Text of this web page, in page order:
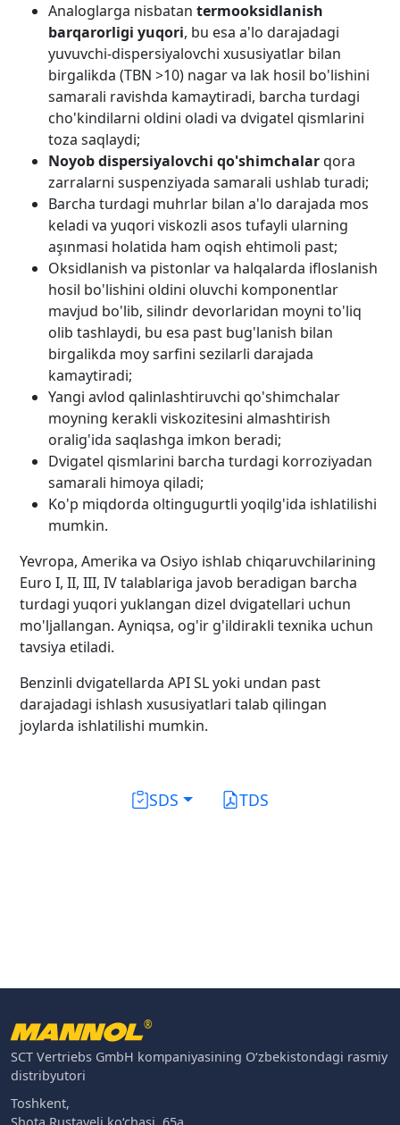
Analoglarga nisbatan termooksidlanish
barqarorligi yuqori, bu esa a'lo darajadagi
yuvuvchi-dispersiyalovchi xususiyatlar bilan
birgalikda (TBN >10) nagar va lak hosil bo'lishini
samarali ravishda kamaytiradi, barcha turdagi
cho'kindilarni oldini oladi va dvigatel qismlarini
toza saqlaydi;
Noyob dispersiyalovchi qo'shimchalarqora
zarralarni suspenziyada samarali ushlab turadi;
Barcha turdagi muhrlar bilan a'lo darajada mos
keladi va yuqori viskozli asos tufayli ularning
aşınmasi holatida ham oqish ehtimoli past;
Oksidlanish va pistonlar va halqalarda ifloslanish
hosil bo'lishini oldini oluvchi komponentlar
mavjud bo'lib, silindr devorlaridan moyni to'liq
olib tashlaydi, bu esa past bug'lanish bilan
birgalikda moy sarfini sezilarli darajada
kamaytiradi;
Yangi avlod qalinlashtiruvchi qo'shimchalar
moyning kerakli viskozitesini almashtirish
oralig'ida saqlashga imkon beradi;
Dvigatel qismlarini barcha turdagi korroziyadan
samarali himoya qiladi;
Ko'p miqdorda oltingugurtli yoqilg'ida ishlatilishi
mumkin.
Yevropa, Amerika va Osiyo ishlab chiqaruvchilarining
Euro I, II, III, IV talablariga javob beradigan barcha
turdagi yuqori yuklangan dizel dvigatellari uchun
mo'ljallangan. Ayniqsa, og'ir g'ildirakli texnika uchun
tavsiya etiladi.
Benzinli dvigatellarda API SL yoki undan past
darajadagi ishlash xususiyatlari talab qilingan
joylarda ishlatilishi mumkin.
SDS TDS
®
SCT Vertriebs GmbH kompaniyasining O‘zbekistondagi rasmiy
distribyutori
Toshkent,